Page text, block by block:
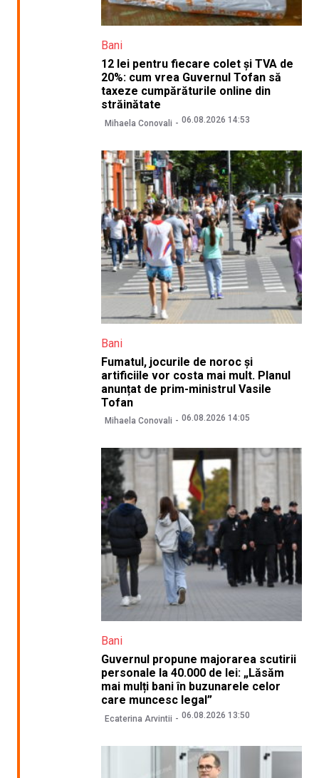
Bani
12 lei pentru fiecare colet și TVA de
20%: cum vrea Guvernul Tofan să
taxeze cumpărăturile online din
străinătate
Mihaela Conovali 06.08.2026 14:53
Bani
Fumatul, jocurile de noroc și
artificiile vor costa mai mult. Planul
anunțat de prim-ministrul Vasile
Tofan
Mihaela Conovali 06.08.2026 14:05
Bani
Guvernul propune majorarea scutirii
personale la 40.000 de lei: „Lăsăm
mai mulți bani în buzunarele celor
care muncesc legal”
Ecaterina Arvintii 06.08.2026 13:50